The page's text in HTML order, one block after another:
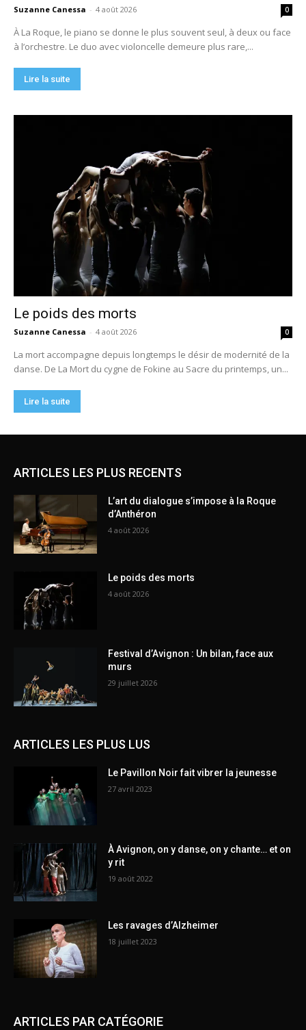
ARTICLES LES PLUS RECENTS
L’art du dialogue s’impose à la Roque
d’Anthéron
4 août 2026
Le poids des morts
4 août 2026
Festival d’Avignon : Un bilan, face aux
murs
29 juillet 2026
ARTICLES LES PLUS LUS
Le Pavillon Noir fait vibrer la jeunesse
27 avril 2023
À Avignon, on y danse, on y chante… et on
y rit
19 août 2022
Les ravages d’Alzheimer
18 juillet 2023
ARTICLES PAR CATÉGORIE